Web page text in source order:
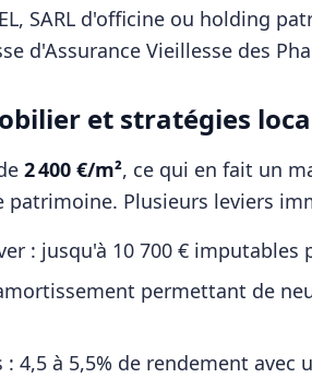
SARL d'officine ou holding
d'Assurance Vieillesse des
et stratégies
2 400 €/m², ce qui en fait un
Plusieurs leviers
: jusqu'à 10 700 € imputables
permettant de
: 4,5 à 5,5% de rendement